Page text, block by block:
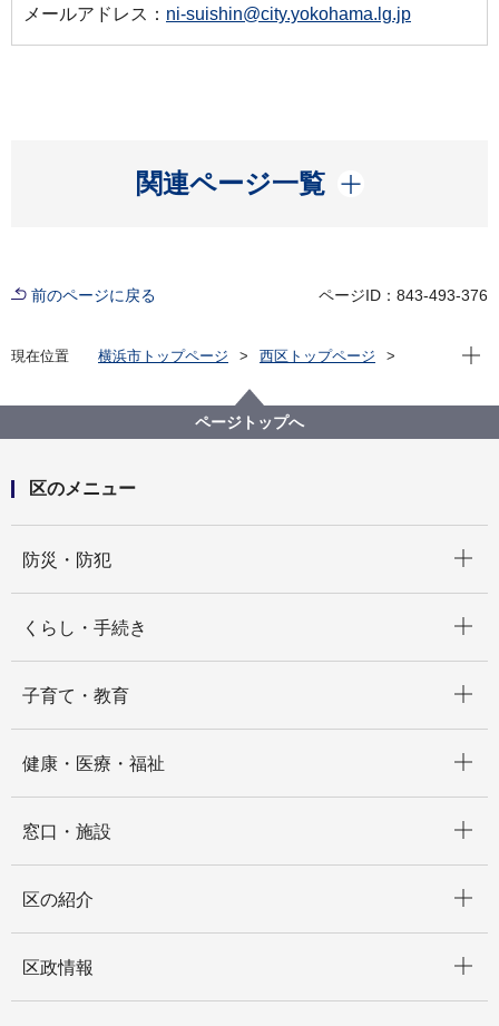
メールアドレス： ni-suishin@city.yokohama.lg.jp
関連ページ一覧
開く
前のページに戻る ページID：843-493-376
現在位置 横浜市トップページ
西区トップページ
にしく通信！11月10日 第49回西区民まつり
現在
ページトップへ
区のメニュー
防災・防犯
くらし・手続き
子育て・教育
健康・医療・福祉
窓口・施設
区の紹介
区政情報